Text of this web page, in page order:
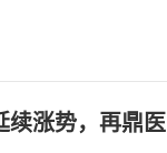
涨势，再鼎